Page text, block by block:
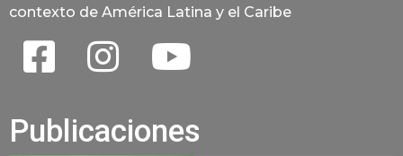
contexto de América Latina y el Caribe
Publicaciones